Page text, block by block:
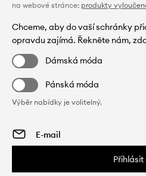
na webové stránce: produkty
Chceme, aby do vaší schránky
opravdu zajímá. Řekněte nám,
Dámská móda
Pánská móda
Výběr nabídky je volitelný.
Přihlásit